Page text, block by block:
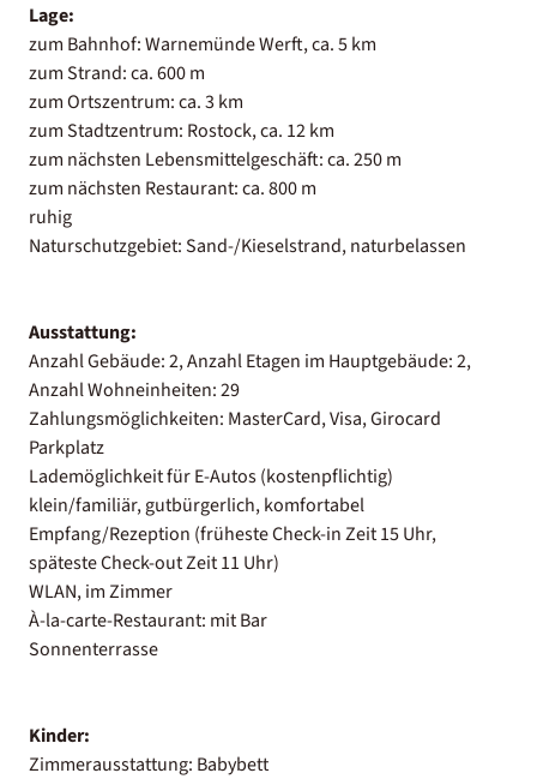
Lage:
zum Bahnhof: Warnemünde Werft, ca. 5 km
zum Strand: ca. 600 m
zum Ortszentrum: ca. 3 km
zum Stadtzentrum: Rostock, ca. 12 km
zum nächsten Lebensmittelgeschäft: ca. 250 m
zum nächsten Restaurant: ca. 800 m
ruhig
Naturschutzgebiet: Sand-/Kieselstrand, naturbelassen
Ausstattung:
Anzahl Gebäude: 2, Anzahl Etagen im Hauptgebäude: 2,
Anzahl Wohneinheiten: 29
Zahlungsmöglichkeiten: MasterCard, Visa, Girocard
Parkplatz
Lademöglichkeit für E-Autos (kostenpflichtig)
klein/familiär, gutbürgerlich, komfortabel
Empfang/Rezeption (früheste Check-in Zeit 15 Uhr,
späteste Check-out Zeit 11 Uhr)
WLAN, im Zimmer
À-la-carte-Restaurant: mit Bar
Sonnenterrasse
Kinder:
Zimmerausstattung: Babybett